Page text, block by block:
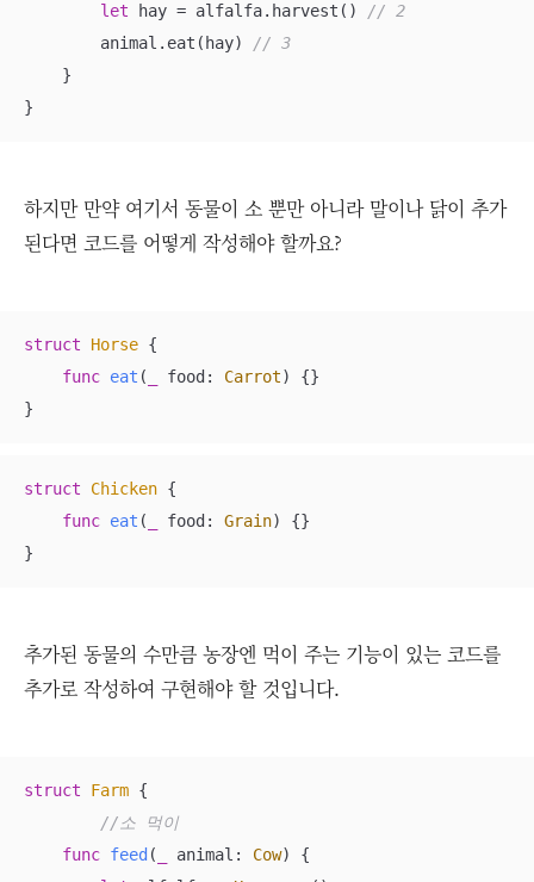
let hay = alfalfa.harvest()
// 2
        animal.eat(hay)
// 3
    }
}
하지만 만약 여기서 동물이 소 뿐만 아니라 말이나 닭이 추가
된다면 코드를 어떻게 작성해야 할까요?
struct Horse {
func eat ( food : Carrot)
{}
}
struct Chicken {
func eat ( food : Grain)
{}
}
추가된 동물의 수만큼 농장엔 먹이 주는 기능이 있는 코드를
추가로 작성하여 구현해야 할 것입니다.
struct Farm {
//소 먹이
func feed ( animal : Cow)
{